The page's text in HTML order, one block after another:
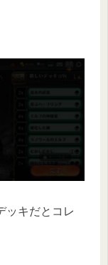
ッキだとコレ